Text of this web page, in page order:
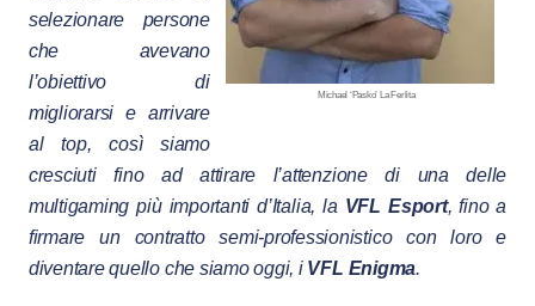
Michael ‘Pasko’ La Ferlita
selezionare persone
che avevano
l’obiettivo di
migliorarsi e arrivare
al top, così siamo
cresciuti fino ad attirare l’attenzione di una delle
multigaming più importanti d’Italia, la VFL Esport, fino a
firmare un contratto semi-professionistico con loro e
diventare quello che siamo oggi, i VFL Enigma.